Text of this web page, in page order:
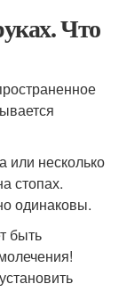
Что
или несколько
стопах.
одинаковы.
быть